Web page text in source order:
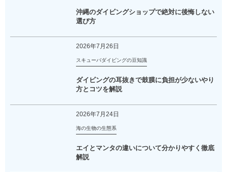
沖縄のダイビングショップで絶対に後悔しない
選び方
2026年7月26日
スキューバダイビングの豆知識
ダイビングの耳抜きで鼓膜に負担が少ないやり
方とコツを解説
2026年7月24日
海の生物の生態系
エイとマンタの違いについて分かりやすく徹底
解説